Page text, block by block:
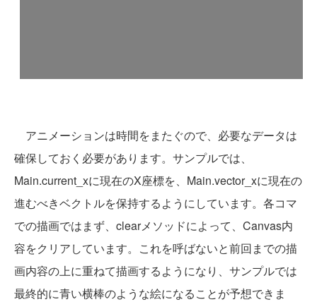
アニメーションは時間をまたぐので、必要なデータは
確保しておく必要があります。サンプルでは、
Main.current_xに現在のX座標を、Main.vector_xに現在の
進むべきベクトルを保持するようにしています。各コマ
での描画ではまず、clearメソッドによって、Canvas内
容をクリアしています。これを呼ばないと前回までの描
画内容の上に重ねて描画するようになり、サンプルでは
最終的に青い横棒のような絵になることが予想できま